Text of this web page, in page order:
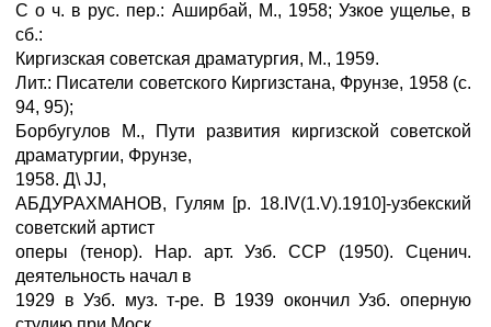
С о ч. в рус. пер.: Аширбай, М., 1958; Узкое ущелье, в
сб.:
Киргизская советская драматургия, М., 1959.
Лит.: Писатели советского Киргизстана, Фрунзе, 1958 (с.
94, 95);
Борбугулов М., Пути развития киргизской советской
драматургии, Фрунзе,
1958. Д\ JJ,
АБДУРАХМАНОВ, Гулям [р. 18.IV(1.V).1910]-узбекский
советский артист
оперы (тенор). Нар. арт. Узб. ССР (1950). Сценич.
деятельность начал в
1929 в Узб. муз. т-ре. В 1939 окончил Узб. оперную